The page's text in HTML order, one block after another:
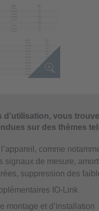
d’utilisation, vous
sur des thèmes
comme
signaux de mesure,
suppression des
IO-Link
montage et d’installation